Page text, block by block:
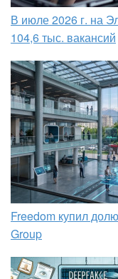
В июле 2026 г. на
104,6 тыс. вакансий
Freedom купил
Group